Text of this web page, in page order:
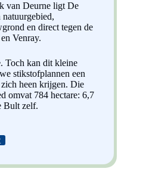
van Deurne ligt De
en direct tegen de
Venray.
Toch kan dit kleine
stikstofplannen een
heen krijgen. Die
omvat 784 hectare: 6,7
Bult zelf.